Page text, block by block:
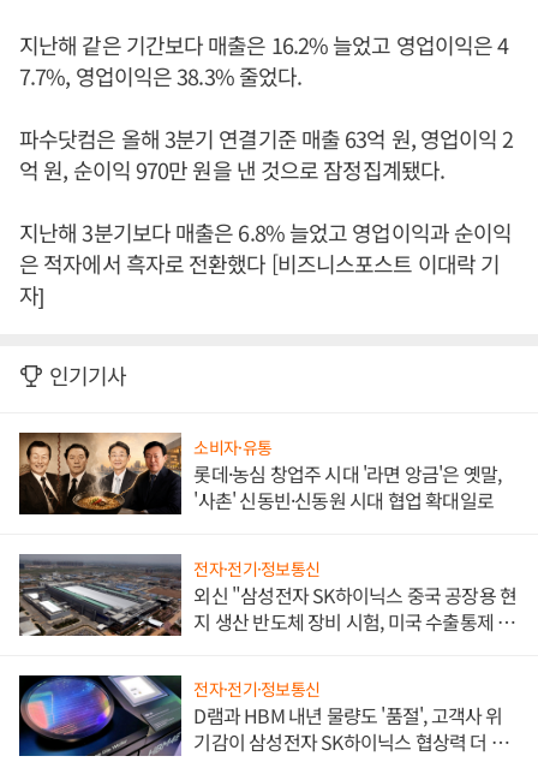
지난해 같은 기간보다 매출은 16.2% 늘었고 영업이익은 4
7.7%, 영업이익은 38.3% 줄었다.
파수닷컴은 올해 3분기 연결기준 매출 63억 원, 영업이익 2
억 원, 순이익 970만 원을 낸 것으로 잠정집계됐다.
지난해 3분기보다 매출은 6.8% 늘었고 영업이익과 순이익
은 적자에서 흑자로 전환했다 [비즈니스포스트 이대락 기
자]
인기기사
소비자·유통
롯데·농심 창업주 시대 '라면 앙금'은 옛말,
'사촌' 신동빈·신동원 시대 협업 확대일로
전자·전기·정보통신
외신 "삼성전자 SK하이닉스 중국 공장용 현
지 생산 반도체 장비 시험, 미국 수출통제 대
전자·전기·정보통신
D램과 HBM 내년 물량도 '품절', 고객사 위
기감이 삼성전자 SK하이닉스 협상력 더 키